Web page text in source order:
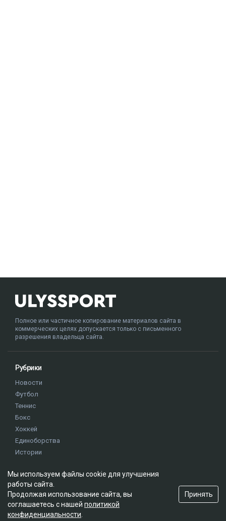
Полное или частичное копирование материалов сайта в
коммерческих целях допускается только с письменного
разрешения владельца сайта.
Рубрики
Новости
Футбол
Теннис
Бокс
Хоккей
Единоборства
Истории
Редакция
О проекте
Правила сайта
Мы используем файлы cookie для улучшения
работы сайта.
Продолжая использование сайта, вы
соглашаетесь с нашей политикой
конфиденциальности
Принять